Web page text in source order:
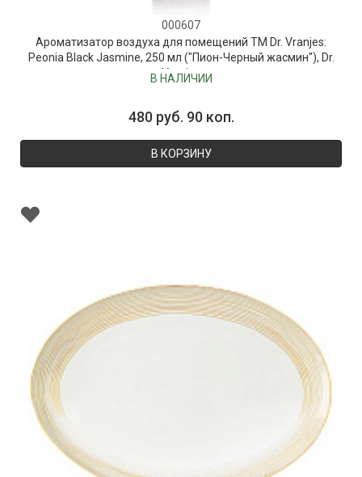
000607
Ароматизатор воздуха для помещений ТМ Dr. Vranjes:
Peonia Black Jasmine, 250 мл ("Пион-Черный жасмин"), Dr.
Vranjes
В НАЛИЧИИ
480 руб. 90 коп.
В КОРЗИНУ